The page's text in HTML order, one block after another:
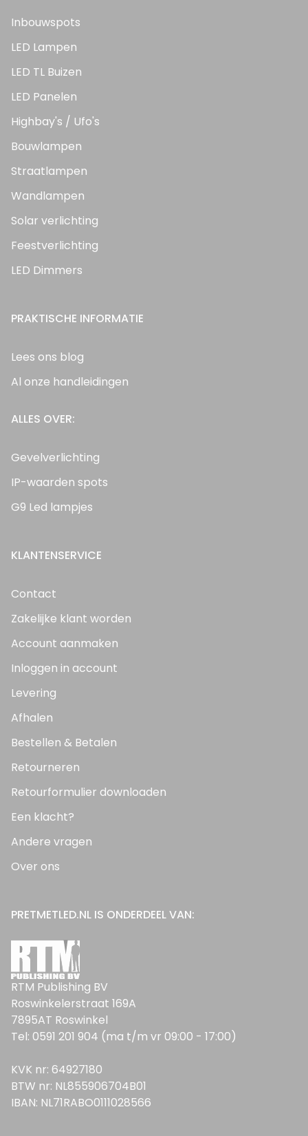
Inbouwspots
LED Lampen
LED TL Buizen
LED Panelen
Highbay's / Ufo's
Bouwlampen
Straatlampen
Wandlampen
Solar verlichting
Feestverlichting
LED Dimmers
PRAKTISCHE INFORMATIE
Lees ons blog
Al onze handleidingen
ALLES OVER:
Gevelverlichting
IP-waarden spots
G9 Led lampjes
KLANTENSERVICE
Contact
Zakelijke klant worden
Account aanmaken
Inloggen in account
Levering
Afhalen
Bestellen & Betalen
Retourneren
Retourformulier downloaden
Een klacht?
Andere vragen
Over ons
PRETMETLED.NL IS ONDERDEEL VAN:
RTM Publishing BV
Roswinkelerstraat 169A
7895AT Roswinkel
Tel: 0591 201 904 (ma t/m vr 09:00 - 17:00)
KVK nr: 64927180
BTW nr: NL855906704B01
IBAN: NL71RABO0111028566